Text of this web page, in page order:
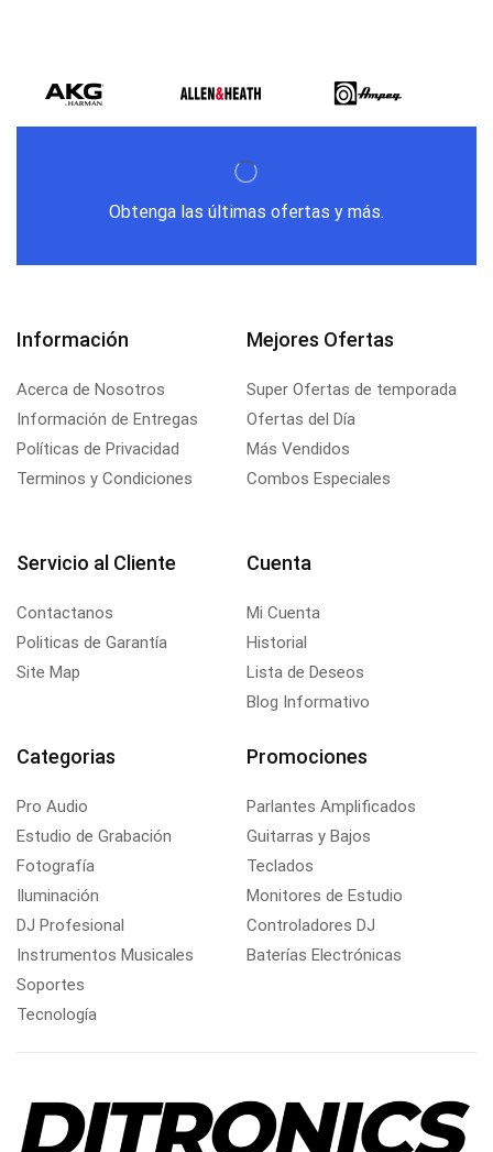
Obtenga las últimas ofertas y más.
Información
Acerca de Nosotros
Información de Entregas
Políticas de Privacidad
Terminos y Condiciones
Mejores Ofertas
Super Ofertas de temporada
Ofertas del Día
Más Vendidos
Combos Especiales
Servicio al Cliente
Contactanos
Politicas de Garantía
Site Map
Cuenta
Mi Cuenta
Historial
Lista de Deseos
Blog Informativo
Categorias
Pro Audio
Estudio de Grabación
Fotografía
Iluminación
DJ Profesional
Instrumentos Musicales
Soportes
Tecnología
Promociones
Parlantes Amplificados
Guitarras y Bajos
Teclados
Monitores de Estudio
Controladores DJ
Baterías Electrónicas